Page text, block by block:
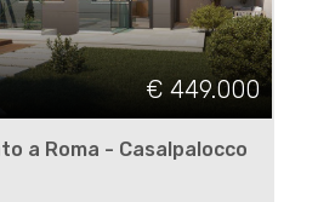
€ 449.000
a Roma - Casalpalocco